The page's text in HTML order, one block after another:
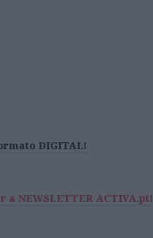
DIGITAL!
NEWSLETTER ACTIVA.pt!